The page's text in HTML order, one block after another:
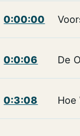
0:00:00
0:0:06 De
0:3:08 Hoe